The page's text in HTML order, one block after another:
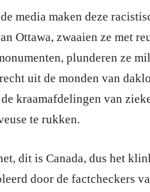
media maken deze
Ottawa, zwaaien ze met
plunderen ze
uit de monden van
kraamafdelingen van
te rukken.
dit is Canada, dus het
door de factcheckers